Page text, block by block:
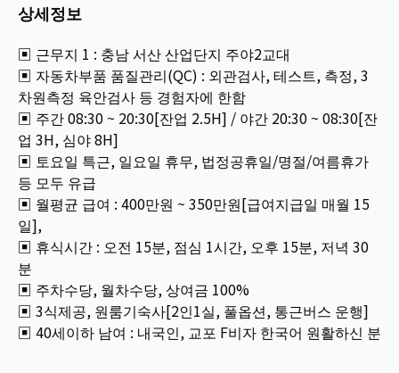
상세정보
▣ 근무지 1 : 충남 서산 산업단지 주야2교대
▣ 자동차부품 품질관리(QC) : 외관검사, 테스트, 측정, 3
차원측정 육안검사 등 경험자에 한함
▣ 주간 08:30 ~ 20:30[잔업 2.5H] / 야간 20:30 ~ 08:30[잔
업 3H, 심야 8H]
▣ 토요일 특근, 일요일 휴무, 법정공휴일/명절/여름휴가
등 모두 유급
▣ 월평균 급여 : 400만원 ~ 350만원[급여지급일 매월 15
일],
▣ 휴식시간 : 오전 15분, 점심 1시간, 오후 15분, 저녁 30
분
▣ 주차수당, 월차수당, 상여금 100%
▣ 3식제공, 원룸기숙사[2인1실, 풀옵션, 통근버스 운행]
▣ 40세이하 남여 : 내국인, 교포 F비자 한국어 원활하신 분